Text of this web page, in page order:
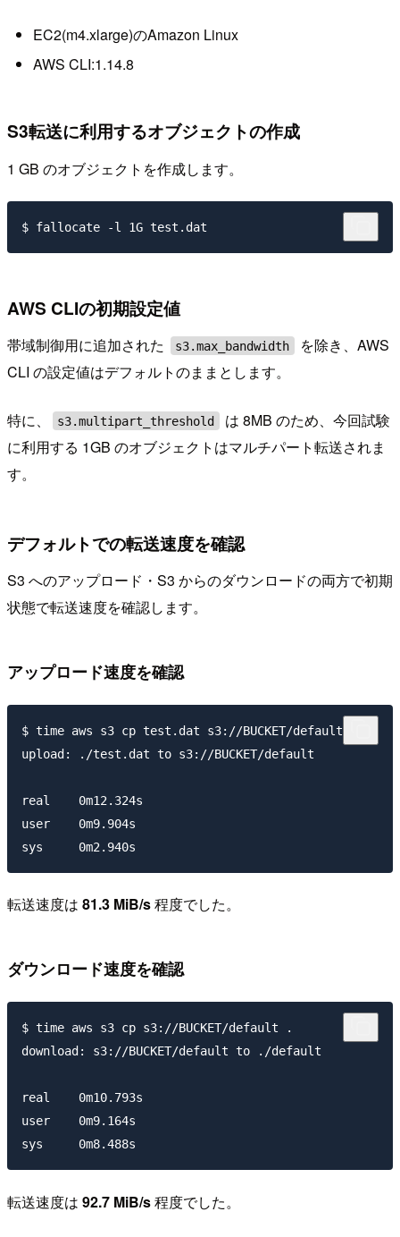
EC2(m4.xlarge)のAmazon Linux
AWS CLI:1.14.8
S3転送に利用するオブジェクトの作成
1 GB のオブジェクトを作成します。
AWS CLIの初期設定値
帯域制御用に追加された s3.max_bandwidth
を除き、AWS
CLI の設定値はデフォルトのままとします。
特に、 s3.multipart_threshold
は 8MB のため、今回試験
に利用する 1GB のオブジェクトはマルチパート転送されま
す。
デフォルトでの転送速度を確認
S3 へのアップロード・S3 からのダウンロードの両方で初期
状態で転送速度を確認します。
アップロード速度を確認
$ time aws s3 cp test.dat s3://BUCKET/default
upload: ./test.dat to s3://BUCKET/default
real	0m12.324s
user	0m9.904s
転送速度は 81.3 MiB/s程度でした。
ダウンロード速度を確認
$ time aws s3 cp s3://BUCKET/default .
download: s3://BUCKET/default to ./default
real	0m10.793s
user	0m9.164s
転送速度は 92.7 MiB/s程度でした。